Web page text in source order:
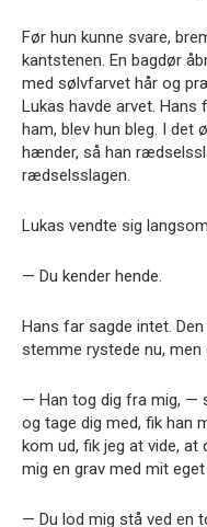
Før hun kunne svare,
kantstenen. En bagdør
med sølvfarvet hår og
Lukas havde arvet. Hans
ham, blev hun bleg. I det
hænder, så han
rædselsslagen.
Lukas vendte sig
— Du kender hende.
Hans far sagde intet.
stemme rystede nu, men
— Han tog dig fra mig, —
og tage dig med, fik han
kom ud, fik jeg at vide, at
mig en grav med mit eget
— Du lod mig stå ved en